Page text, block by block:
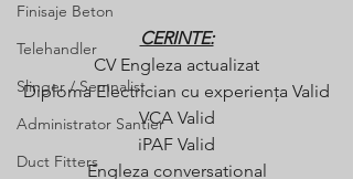
Finisaje Beton
Telehandler
Slinger / Semnalist
Administrator Santier
Duct Fitters
CERINTE:
CV Engleza actualizat
Diploma Electrician cu experiența Valid
VCA Valid
iPAF Valid
Engleza conversational